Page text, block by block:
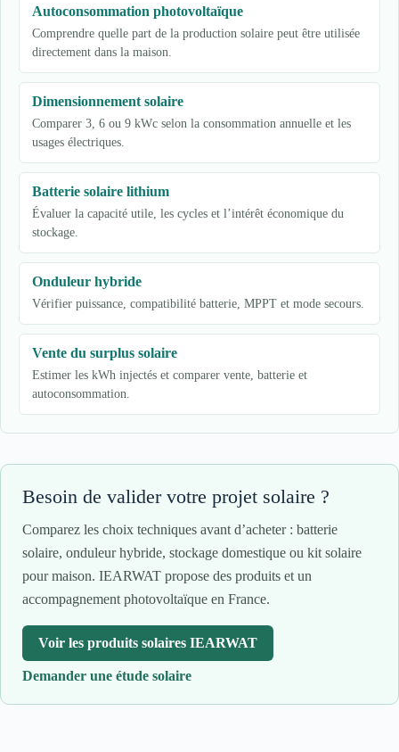
Autoconsommation photovoltaïque
Comprendre quelle part de la production solaire peut être utilisée
directement dans la maison.
Dimensionnement solaire
Comparer 3, 6 ou 9 kWc selon la consommation annuelle et les
usages électriques.
Batterie solaire lithium
Évaluer la capacité utile, les cycles et l’intérêt économique du
stockage.
Onduleur hybride
Vérifier puissance, compatibilité batterie, MPPT et mode secours.
Vente du surplus solaire
Estimer les kWh injectés et comparer vente, batterie et
autoconsommation.
Besoin de valider votre projet solaire ?
Comparez les choix techniques avant d’acheter : batterie
solaire, onduleur hybride, stockage domestique ou kit solaire
pour maison. IEARWAT propose des produits et un
accompagnement photovoltaïque en France.
Voir les produits solaires IEARWAT
Demander une étude solaire